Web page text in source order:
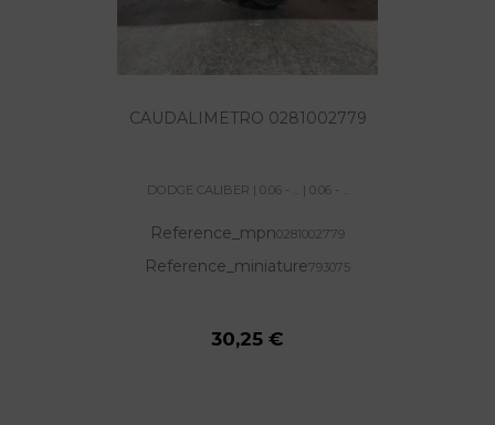
CAUDALIMETRO 0281002779
DODGE CALIBER | 0.06 - ... | 0.06 - ...
Reference_mpn0281002779
Reference_miniature793075
30,25 €